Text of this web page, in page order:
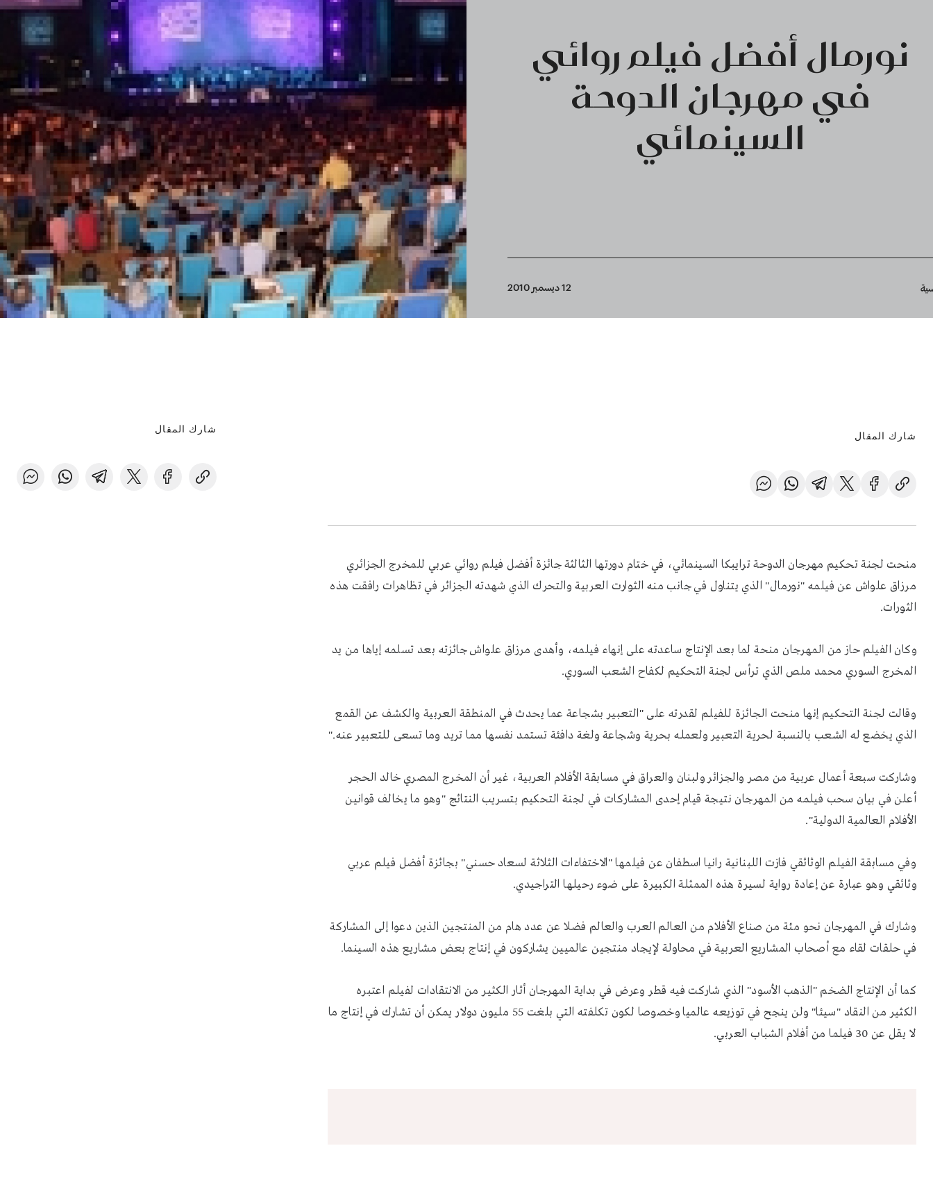
نورمال أفضل فيلم روائي
في مهرجان الدوحة
السينمائي
12 ديسمبر 2010
شارك المقال
منحت لجنة تحكيم مهرجان الدوحة ترايبكا السينمائي، في ختام دورتها الثالثة جائزة أفضل فيلم روائي عربي للمخرج الجزائري
مرزاق علواش عن فيلمه "نورمال" الذي يتناول في جانب منه الثوارت العربية والتحرك الذي شهدته الجزائر في تظاهرات رافقت هذه
الثورات.
وكان الفيلم حاز من المهرجان منحة لما بعد الإنتاج ساعدته على إنهاء فيلمه، وأهدى مرزاق علواش جائزته بعد تسلمه إياها من يد
المخرج السوري محمد ملص الذي ترأس لجنة التحكيم لكفاح الشعب السوري.
وقالت لجنة التحكيم إنها منحت الجائزة للفيلم لقدرته على "التعبير بشجاعة عما يحدث في المنطقة العربية والكشف عن القمع
الذي يخضع له الشعب بالنسبة لحرية التعبير ولعمله بحرية وشجاعة ولغة دافئة تستمد نفسها مما تريد وما تسعى للتعبير عنه."
وشاركت سبعة أعمال عربية من مصر والجزائر ولبنان والعراق في مسابقة الأفلام العربية، غير أن المخرج المصري خالد الحجر
أعلن في بيان سحب فيلمه من المهرجان نتيجة قيام إحدى المشاركات في لجنة التحكيم بتسريب النتائج "وهو ما يخالف قوانين
الأفلام العالمية الدولية".
وفي مسابقة الفيلم الوثائقي فازت اللبنانية رانيا اسطفان عن فيلمها "الاختفاءات الثلاثة لسعاد حسني" بجائزة أفضل فيلم عربي
وثائقي وهو عبارة عن إعادة رواية لسيرة هذه الممثلة الكبيرة على ضوء رحيلها التراجيدي.
وشارك في المهرجان نحو مئة من صناع الأفلام من العالم العرب والعالم فضلا عن عدد هام من المنتجين الذين دعوا إلى المشاركة
في حلقات لقاء مع أصحاب المشاريع العربية في محاولة لإيجاد منتجين عالميين يشاركون في إنتاج بعض مشاريع هذه السينما.
كما أن الإنتاج الضخم "الذهب الأسود" الذي شاركت فيه قطر وعرض في بداية المهرجان أثار الكثير من الانتقادات لفيلم اعتبره
الكثير من النقاد "سيئا" ولن ينجح في توزيعه عالميا وخصوصا لكون تكلفته التي بلغت 55 مليون دولار يمكن أن تشارك في إنتاج ما
لا يقل عن 30 فيلما من أفلام الشباب العربي.
شارك المقال